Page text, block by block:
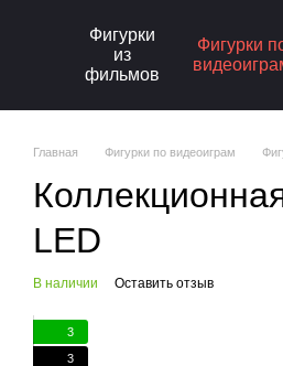
Фигурки
из
фильмов
Фигурки
Главная Фигурки по видеоиграм
LED
В наличии Оставить отзыв
3
3